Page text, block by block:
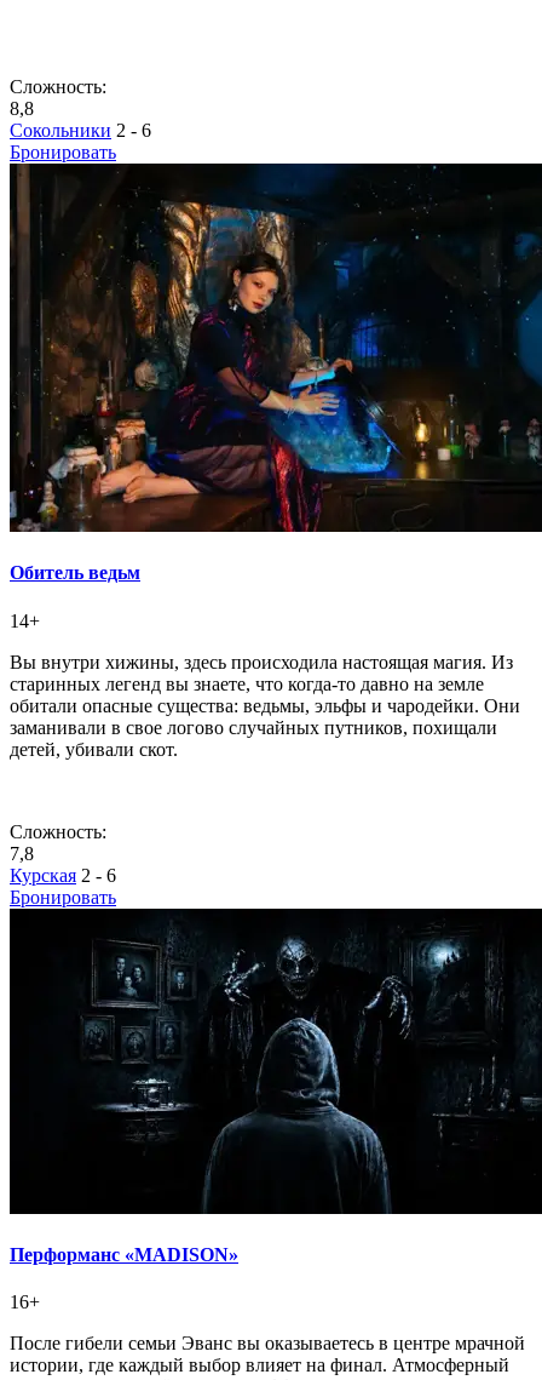
Сложность:
8,8
Сокольники 2 - 6
Бронировать
Обитель ведьм
14+
Вы внутри хижины, здесь происходила настоящая магия. Из
старинных легенд вы знаете, что когда-то давно на земле
обитали опасные существа: ведьмы, эльфы и чародейки. Они
заманивали в свое логово случайных путников, похищали
детей, убивали скот.
Сложность:
7,8
Курская 2 - 6
Бронировать
Перформанс «MADISON»
16+
После гибели семьи Эванс вы оказываетесь в центре мрачной
истории, где каждый выбор влияет на финал. Атмосферный